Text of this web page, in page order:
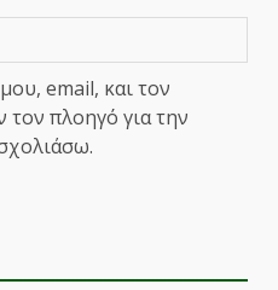
email, και τον
τον πλοηγό για την